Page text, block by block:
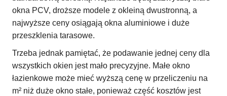
okna PCV, droższe modele z okleiną dwustronną, a
najwyższe ceny osiągają okna aluminiowe i duże
przeszklenia tarasowe.
Trzeba jednak pamiętać, że podawanie jednej ceny dla
wszystkich okien jest mało precyzyjne. Małe okno
łazienkowe może mieć wyższą cenę w przeliczeniu na
m² niż duże okno stałe, ponieważ część kosztów jest